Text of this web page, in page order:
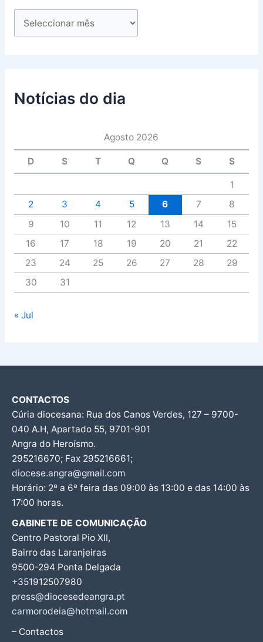
Notícias do dia
Agosto 2026
D S T Q Q S S
1
2
3 4 5 6 7
8
9
10 11 12 13 14
15
16
17 18 19 20 21
22
23
24 25 26 27 28
29
30
31
« Jul
CONTACTOS
Cúria diocesana: Rua dos Canos Verdes, 127 – 9700-
040 A.H, Apartado 55, 9701-901
Angra do Heroísmo.
295216670; Fax 295216661;
diocese.angra@gmail.com
Horário: 2ª a 6ª feira das 09:00 às 13:00 e das 14:00 às
17:00 horas.
GABINETE DE COMUNICAÇÃO
Centro Pastoral Pio XII,
Bairro das Laranjeiras
9500-294 Ponta Delgada
+351912507980
press@diocesedeangra.pt
carmorodeia@hotmail.com
– Contactos